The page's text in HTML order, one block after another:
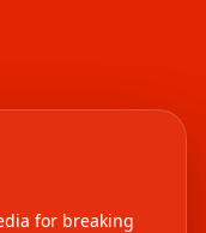
for breaking